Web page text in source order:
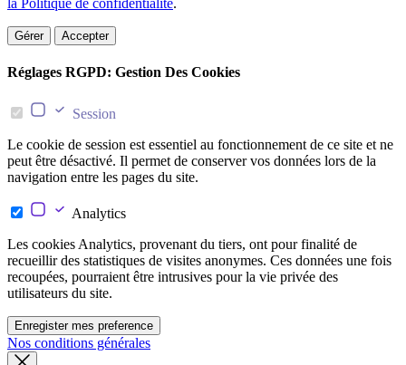
la Politique de confidentialité.
Gérer Accepter
Réglages RGPD: Gestion Des Cookies
Session
Le cookie de session est essentiel au fonctionnement de ce site et ne
peut être désactivé. Il permet de conserver vos données lors de la
navigation entre les pages du site.
Analytics
Les cookies Analytics, provenant du tiers, ont pour finalité de
recueillir des statistiques de visites anonymes. Ces données une fois
recoupées, pourraient être intrusives pour la vie privée des
utilisateurs du site.
Enregister mes preference
Nos conditions générales